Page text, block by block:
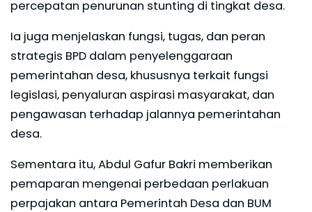
percepatan penurunan stunting di tingkat desa.
Ia juga menjelaskan fungsi, tugas, dan peran
strategis BPD dalam penyelenggaraan
pemerintahan desa, khususnya terkait fungsi
legislasi, penyaluran aspirasi masyarakat, dan
pengawasan terhadap jalannya pemerintahan
desa.
Sementara itu, Abdul Gafur Bakri memberikan
pemaparan mengenai perbedaan perlakuan
perpajakan antara Pemerintah Desa dan BUM